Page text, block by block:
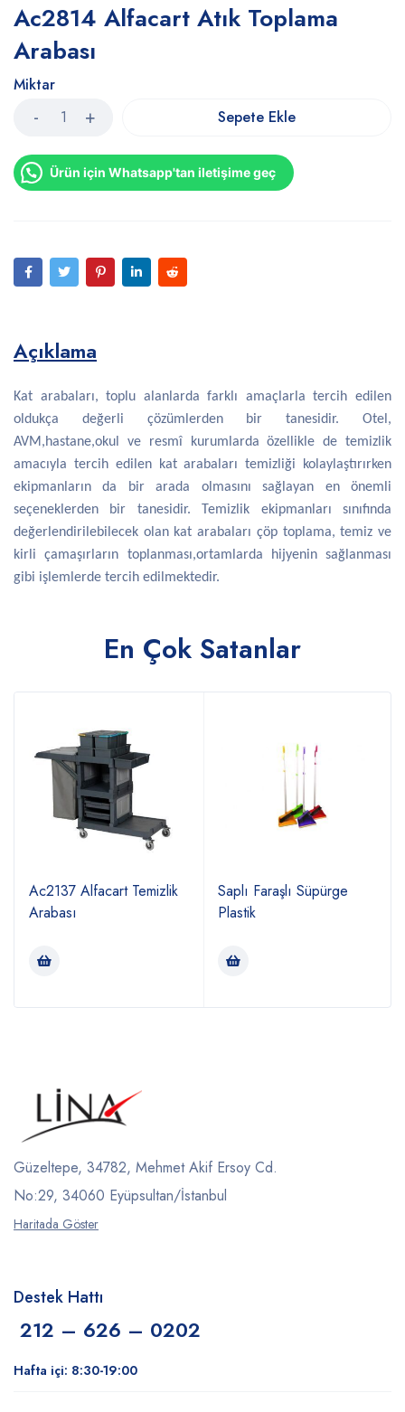
Ac2814 Alfacart Atık Toplama
Arabası
Miktar
Sepete Ekle
Ürün için Whatsapp'tan iletişime geç
Açıklama
Kat arabaları, toplu alanlarda farklı amaçlarla tercih edilen
oldukça değerli çözümlerden bir tanesidir. Otel,
AVM,hastane,okul ve resmî kurumlarda özellikle de temizlik
amacıyla tercih edilen kat arabaları temizliği kolaylaştırırken
ekipmanların da bir arada olmasını sağlayan en önemli
seçeneklerden bir tanesidir. Temizlik ekipmanları sınıfında
değerlendirilebilecek olan kat arabaları çöp toplama, temiz ve
kirli çamaşırların toplanması,ortamlarda hijyenin sağlanması
gibi işlemlerde tercih edilmektedir.
En Çok Satanlar
Ac2137 Alfacart Temizlik
Arabası
Saplı Faraşlı Süpürge
Plastik
Güzeltepe, 34782, Mehmet Akif Ersoy Cd.
No:29, 34060 Eyüpsultan/İstanbul
Haritada Göster
Destek Hattı
212 – 626 – 0202
Hafta içi: 8:30-19:00